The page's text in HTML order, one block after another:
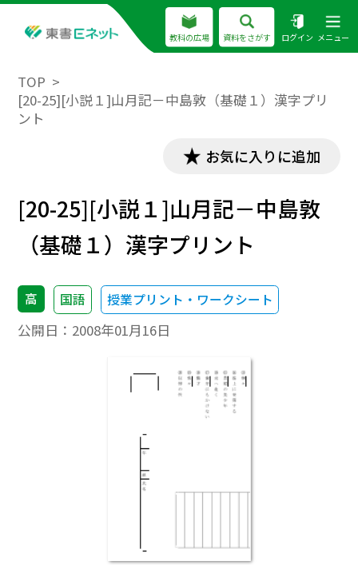
教科の広場 資料をさがす ログイン メニュー
TOP
[20-25][小説１]山月記－中島敦（基礎１）漢字プリ
ント
お気に入りに追加
[20-25][小説１]山月記－中島敦
（基礎１）漢字プリント
高 国語 授業プリント・ワークシート
公開日： 2008年01月16日